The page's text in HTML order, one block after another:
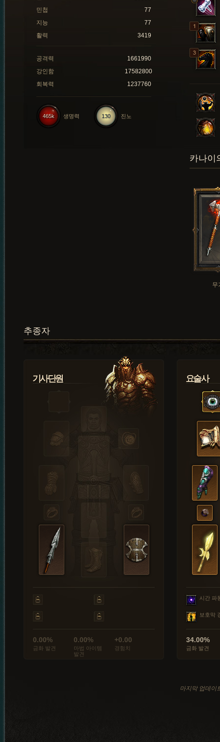
민첩
77
지능
77
활력
3419
공격력
1661990
강인함
17582800
회복력
1237760
130 진노
465k 생명력
카나이
무
추종자
기사단원
0.00%
금화 발견
0.00%
마법 아이템
발견
+0.00
경험치
요술사
시간 파
보호막
34.00%
금화 발견
마지막 업데이